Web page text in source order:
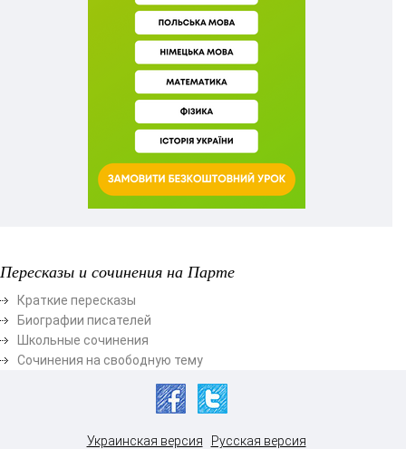
Пересказы и сочинения на Парте
Краткие пересказы
Биографии писателей
Школьные сочинения
Сочинения на свободную тему
Украинская версия Русская версия